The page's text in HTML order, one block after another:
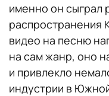
именно он сыграл
распространения
видео на песню
на сам жанр, оно
и привлекло
индустрии в